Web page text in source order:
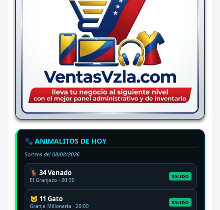
🐾 ANIMALITOS DE HOY
Sorteos del 08/08/2026
🦌 34 Venado
El Granjazo - 20:30
SALIDO
🐱 11 Gato
Granja Millonaria - 20:00
SALIDO